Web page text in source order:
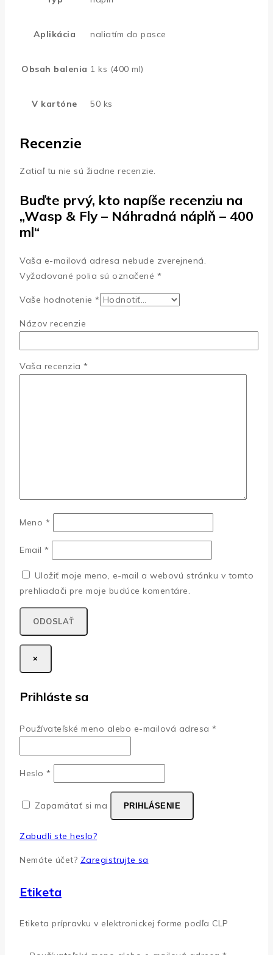
Aplikácia naliatím do pasce
Obsah balenia 1 ks (400 ml)
V kartóne 50 ks
Recenzie
Zatiaľ tu nie sú žiadne recenzie.
Buďte prvý, kto napíše recenziu na
„Wasp & Fly – Náhradná náplň – 400
ml“
Vaša e-mailová adresa nebude zverejnená.
Vyžadované polia sú označené *
Vaše hodnotenie *
Názov recenzie
Vaša recenzia *
Meno *
Email *
Uložiť moje meno, e-mail a webovú stránku v tomto
prehliadači pre moje budúce komentáre.
×
Prihláste sa
Používateľské meno alebo e-mailová adresa *
Heslo *
Zapamätať si ma PRIHLÁSENIE
Zabudli ste heslo?
Nemáte účet? Zaregistrujte sa
Etiketa
Etiketa prípravku v elektronickej forme podľa CLP